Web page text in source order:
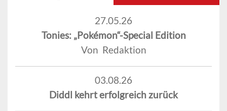
27.05.26
Tonies: „Pokémon“-Special Edition
Von Redaktion
03.08.26
Diddl kehrt erfolgreich zurück